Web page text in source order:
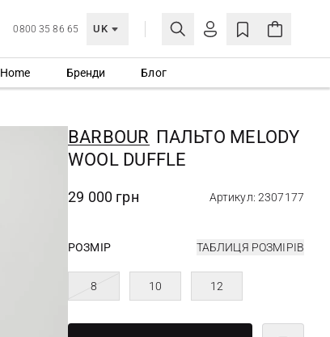
0800 35 86 65 UK
МОЯ ОБЛІКІВКА
Ще не зареєстровані?
СТВОРИТИ ОБЛІКІВКУ
Home Бренди Блог
BARBOUR ПАЛЬТО MELODY
WOOL DUFFLE
29 000 грн Артикул: 2307177
РОЗМІР ТАБЛИЦЯ РОЗМІРІВ
8 10 12